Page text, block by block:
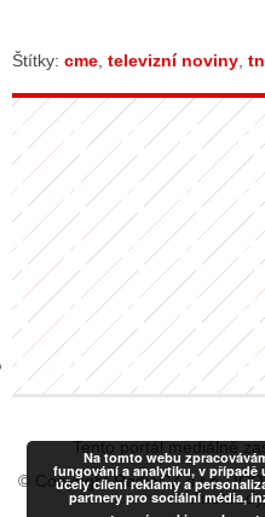
STÁT BLOGEREM
BLOGERA
DISKUTÉRA NA RADIOTV
STARŠÍCH DISKUZÍ
Štítky: cme televizní noviny
Tento portál mediálně
© Copyright RadiaCZ s.r.o.,
Na tomto webu
fungování a analytiku, v případě
účely cílení reklamy a
partnery pro sociální média,